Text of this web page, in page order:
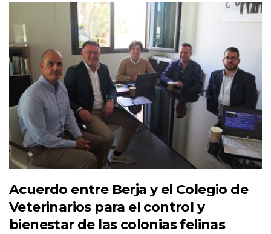
Acuerdo entre Berja y el Colegio de
Veterinarios para el control y
bienestar de las colonias felinas